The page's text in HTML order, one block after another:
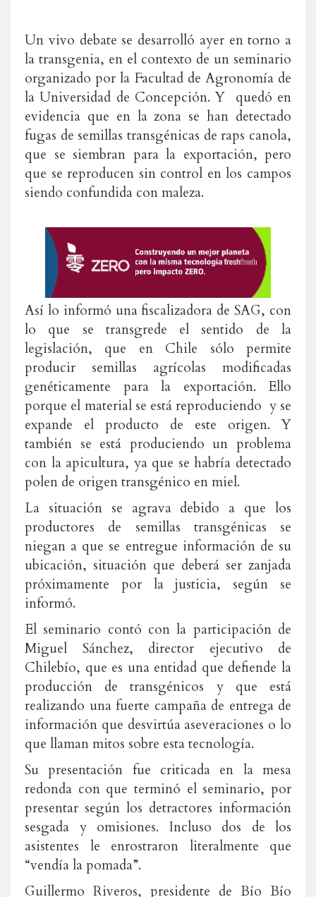
Un vivo debate se desarrolló ayer en torno a
la transgenia, en el contexto de un seminario
organizado por la Facultad de Agronomía de
la Universidad de Concepción. Y quedó en
evidencia que en la zona se han detectado
fugas de semillas transgénicas de raps canola,
que se siembran para la exportación, pero
que se reproducen sin control en los campos
siendo confundida con maleza.
Así lo informó una fiscalizadora de SAG, con
lo que se transgrede el sentido de la
legislación, que en Chile sólo permite
producir semillas agrícolas modificadas
genéticamente para la exportación. Ello
porque el material se está reproduciendo y se
expande el producto de este origen. Y
también se está produciendo un problema
con la apicultura, ya que se habría detectado
polen de origen transgénico en miel.
La situación se agrava debido a que los
productores de semillas transgénicas se
niegan a que se entregue información de su
ubicación, situación que deberá ser zanjada
próximamente por la justicia, según se
informó.
El seminario contó con la participación de
Miguel Sánchez, director ejecutivo de
Chilebío, que es una entidad que defiende la
producción de transgénicos y que está
realizando una fuerte campaña de entrega de
información que desvirtúa aseveraciones o lo
que llaman mitos sobre esta tecnología.
Su presentación fue criticada en la mesa
redonda con que terminó el seminario, por
presentar según los detractores información
sesgada y omisiones. Incluso dos de los
asistentes le enrostraron literalmente que
“vendía la pomada”.
Guillermo Riveros, presidente de Bío Bío